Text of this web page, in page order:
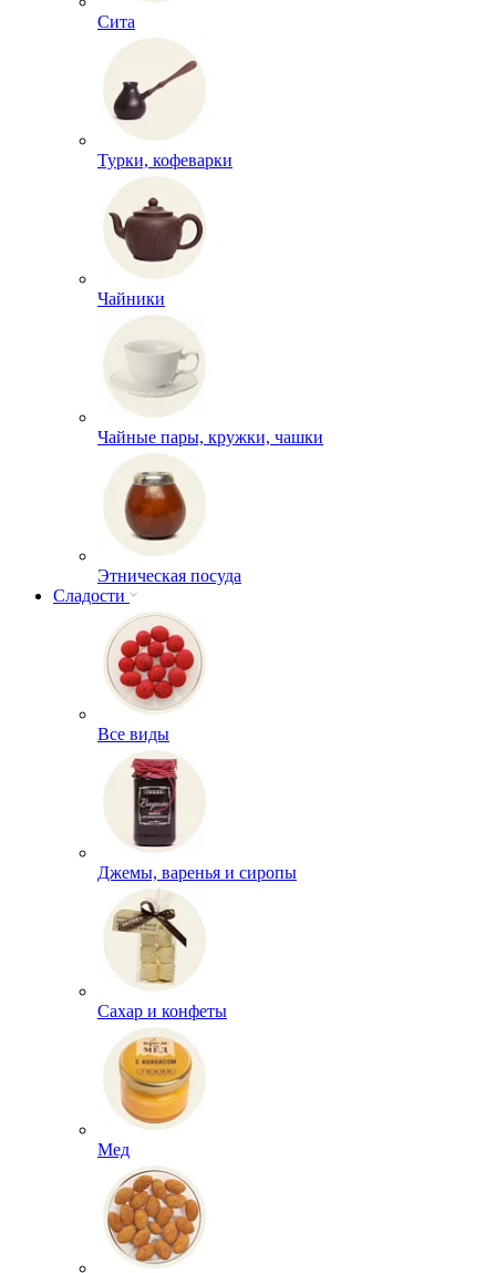
Сита
Турки, кофеварки
Чайники
Чайные пары, кружки, чашки
Этническая посуда
Сладости
Все виды
Джемы, варенья и сиропы
Сахар и конфеты
Мед